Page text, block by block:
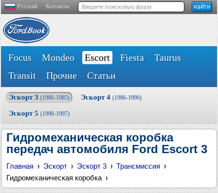
Русский Контакты
Focus Mondeo Escort Fiesta
Taurus
Transit
Прочие Статьи
Эскорт 3 (1980-1985) Эскорт 4 (1986-1990)
Эскорт 5 (1990-1997)
Гидромеханическая коробка
передач автомобиля Ford Escort 3
Главная Эскорт Эскорт 3
Трансмиссия
Гидромеханическая коробка